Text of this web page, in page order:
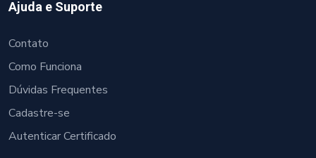
Ajuda e Suporte
Contato
Como Funciona
Dúvidas Frequentes
Cadastre-se
Autenticar Certificado